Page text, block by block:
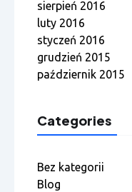
sierpień 2016
luty 2016
styczeń 2016
grudzień 2015
październik 2015
Categories
Bez kategorii
Blog